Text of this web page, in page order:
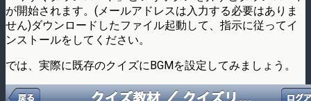
が開始されます。(メールアドレスは入力する必要はありま
せん)ダウンロードしたファイル起動して、指示に従ってイ
ンストールをしてください。
では、実際に既存のクイズにBGMを設定してみましょう。